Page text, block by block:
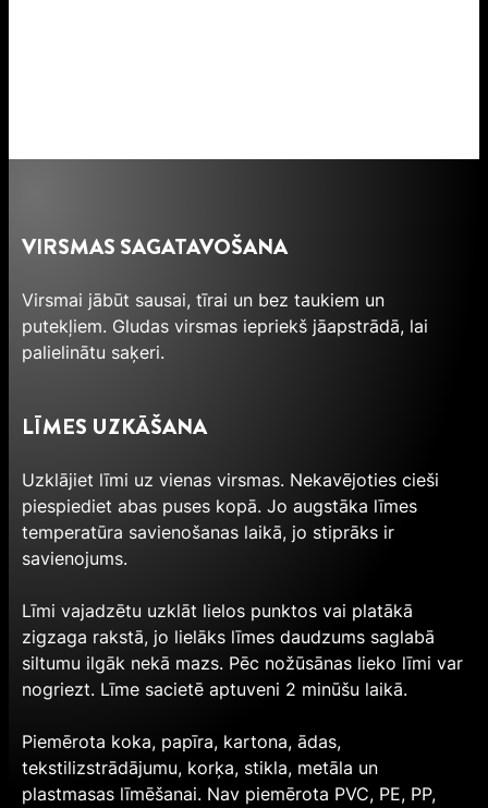
VIRSMAS SAGATAVOŠANA
Virsmai jābūt sausai, tīrai un bez taukiem un
putekļiem. Gludas virsmas iepriekš jāapstrādā, lai
palielinātu saķeri.
LĪMES UZKĀŠANA
Uzklājiet līmi uz vienas virsmas. Nekavējoties cieši
piespiediet abas puses kopā. Jo augstāka līmes
temperatūra savienošanas laikā, jo stiprāks ir
savienojums.
Līmi vajadzētu uzklāt lielos punktos vai platākā
zigzaga rakstā, jo lielāks līmes daudzums saglabā
siltumu ilgāk nekā mazs. Pēc nožūsānas lieko līmi var
nogriezt. Līme sacietē aptuveni 2 minūšu laikā.
Piemērota koka, papīra, kartona, ādas,
tekstilizstrādājumu, korķa, stikla, metāla un
plastmasas līmēšanai. Nav piemērota PVC, PE, PP,